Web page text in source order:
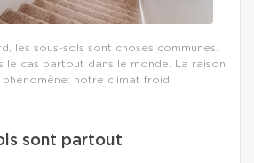
les sous-sols sont choses communes.
le cas partout dans le monde. La raison
notre climat froid!
sont partout